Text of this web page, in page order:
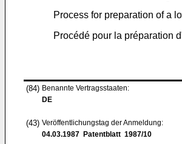
Process for preparation of a
Procédé pour la préparation
(84) Benannte Vertragsstaaten:
DE
(43) Veröffentlichungstag der Anmeldung:
04.03.1987 Patentblatt 1987/10